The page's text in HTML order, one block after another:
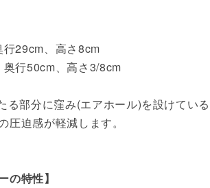
29cm、高さ8cm
行50cm、高さ3/8cm
部分に窪み(エアホール)を設けている
圧迫感が軽減します。
の特性】